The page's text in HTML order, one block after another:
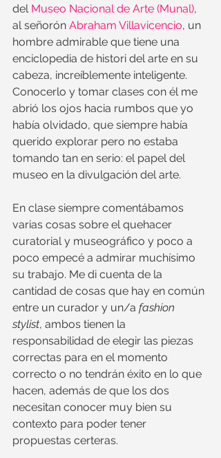
del Museo Nacional de Arte (Munal),
al señorón Abraham Villavicencio, un
hombre admirable que tiene una
enciclopedia de histori del arte en su
cabeza, increíblemente inteligente.
Conocerlo y tomar clases con él me
abrió los ojos hacia rumbos que yo
había olvidado, que siempre había
querido explorar pero no estaba
tomando tan en serio: el papel del
museo en la divulgación del arte.
En clase siempre comentábamos
varias cosas sobre el quehacer
curatorial y museográfico y poco a
poco empecé a admirar muchísimo
su trabajo. Me di cuenta de la
cantidad de cosas que hay en común
entre un curador y un/a fashion
stylist, ambos tienen la
responsabilidad de elegir las piezas
correctas para en el momento
correcto o no tendrán éxito en lo que
hacen, además de que los dos
necesitan conocer muy bien su
contexto para poder tener
propuestas certeras.